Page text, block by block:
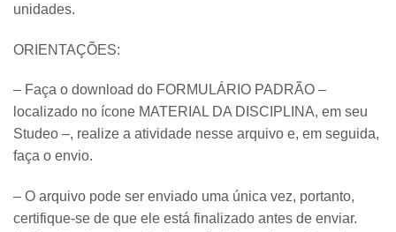
unidades.
ORIENTAÇÕES:
– Faça o download do FORMULÁRIO PADRÃO –
localizado no ícone MATERIAL DA DISCIPLINA, em seu
Studeo –, realize a atividade nesse arquivo e, em seguida,
faça o envio.
– O arquivo pode ser enviado uma única vez, portanto,
certifique-se de que ele está finalizado antes de enviar.